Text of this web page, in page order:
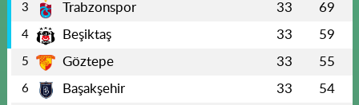
3 Trabzonspor 33 69
4 Beşiktaş 33 59
5 Göztepe 33 55
6 Başakşehir 33 54